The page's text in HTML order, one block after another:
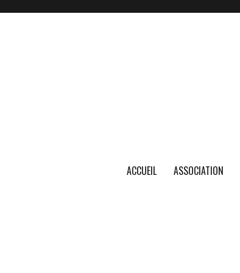
ACCUEIL ASSOCIATION